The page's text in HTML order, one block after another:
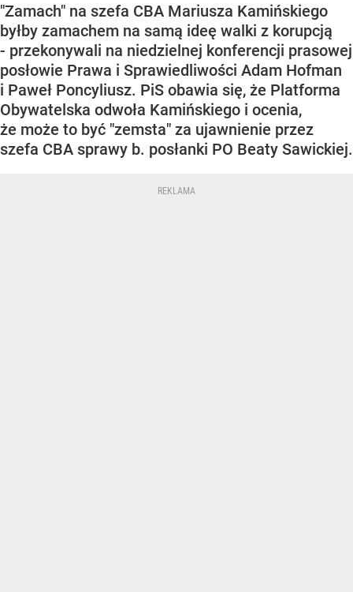
"Zamach" na szefa CBA Mariusza Kamińskiego
byłby zamachem na samą ideę walki z korupcją
- przekonywali na niedzielnej konferencji prasowej
posłowie Prawa i Sprawiedliwości Adam Hofman
i Paweł Poncyliusz. PiS obawia się, że Platforma
Obywatelska odwoła Kamińskiego i ocenia,
że może to być "zemsta" za ujawnienie przez
szefa CBA sprawy b. posłanki PO Beaty Sawickiej.